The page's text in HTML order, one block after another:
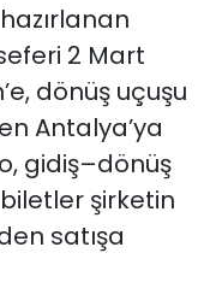
2 Mart
dönüş uçuşu
Antalya’ya
gidiş–dönüş
şirketin
satışa